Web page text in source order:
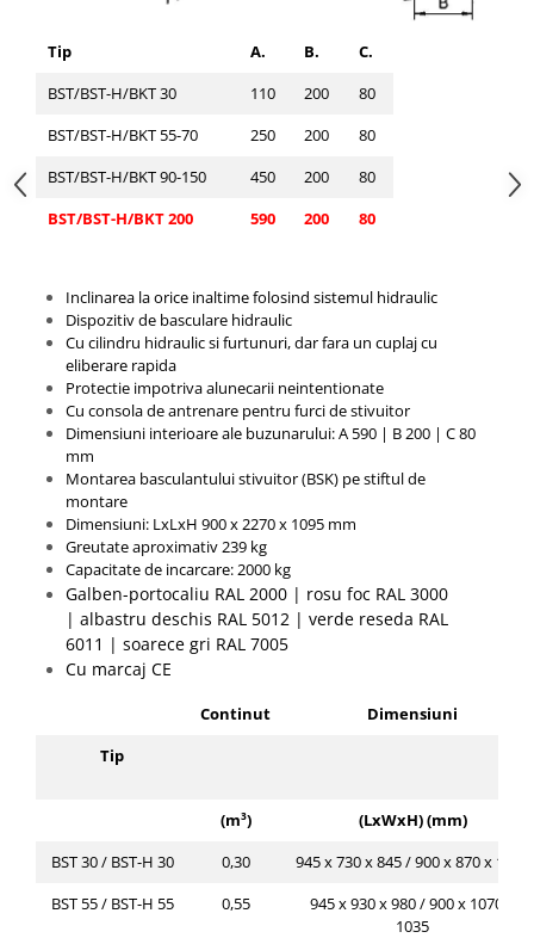
Tip A. B.
C.
BST/BST-H/BKT 30
110 200
80
BST/BST-H/BKT 55-70
250 200
80
BST/BST-H/BKT 90-150
450 200
80
BST/BST-H/BKT 200
590 200 80
Inclinarea la orice inaltime folosind sistemul hidraulic
Dispozitiv de basculare hidraulic
Cu cilindru hidraulic si furtunuri, dar fara un cuplaj cu
eliberare rapida
Protectie impotriva alunecarii neintentionate
Cu consola de antrenare pentru furci de stivuitor
Dimensiuni interioare ale buzunarului: A 590 | B 200 | C 80
mm
Montarea basculantului stivuitor (BSK) pe stiftul de
montare
Dimensiuni: LxLxH 900 x 2270 x 1095 mm
Greutate aproximativ 239 kg
Capacitate de incarcare: 2000 kg
Galben-portocaliu RAL 2000 | rosu foc RAL 3000
| albastru deschis RAL 5012 | verde reseda RAL
6011 | soarece gri RAL 7005
Cu marcaj CE
Continut
Dimensiuni
Tip
(m³)
(LxWxH) (mm)
BST 30 / BST-H 30
0,30
945 x 730 x 845 / 900 x 870 x 1035
BST 55 / BST-H 55
0,55
945 x 930 x 980 / 900 x 1070 x
1035